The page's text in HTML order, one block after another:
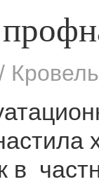
в